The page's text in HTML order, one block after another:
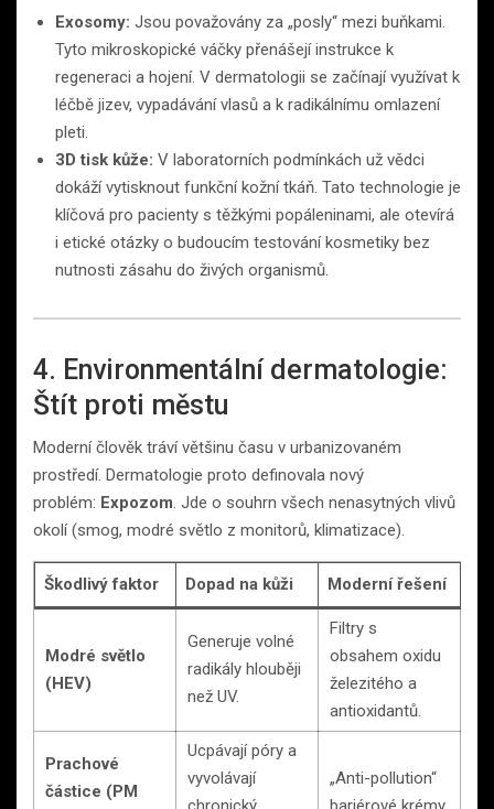
Exosomy: Jsou považovány za „posly“ mezi buňkami.
Tyto mikroskopické váčky přenášejí instrukce k
regeneraci a hojení. V dermatologii se začínají využívat k
léčbě jizev, vypadávání vlasů a k radikálnímu omlazení
pleti.
3D tisk kůže: V laboratorních podmínkách už vědci
dokáží vytisknout funkční kožní tkáň. Tato technologie je
klíčová pro pacienty s těžkými popáleninami, ale otevírá
i etické otázky o budoucím testování kosmetiky bez
nutnosti zásahu do živých organismů.
4. Environmentální dermatologie:
Štít proti městu
Moderní člověk tráví většinu času v urbanizovaném
prostředí. Dermatologie proto definovala nový
problém: Expozom. Jde o souhrn všech nenasytných vlivů
okolí (smog, modré světlo z monitorů, klimatizace).
Škodlivý faktor Dopad na kůži Moderní řešení
Modré světlo
(HEV)
Generuje volné
radikály hlouběji
než UV.
Filtry s
obsahem oxidu
železitého a
antioxidantů.
Prachové
částice (PM
Ucpávají póry a
vyvolávají
„Anti-pollution“